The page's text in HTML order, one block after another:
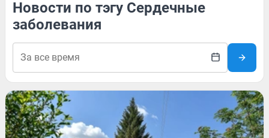
Новости по тэгу Сердечные
заболевания